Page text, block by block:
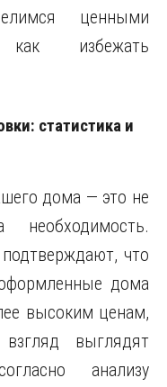
ценными
избежать
статистика и
дома — это не
что
дома
высоким ценам,
выглядят
анализу